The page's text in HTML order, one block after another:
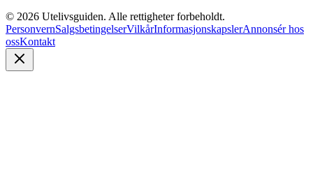
© 2026 Utelivsguiden. Alle rettigheter forbeholdt.
PersonvernSalgsbetingelserVilkårInformasjonskapslerAnnonsér hos
ossKontakt